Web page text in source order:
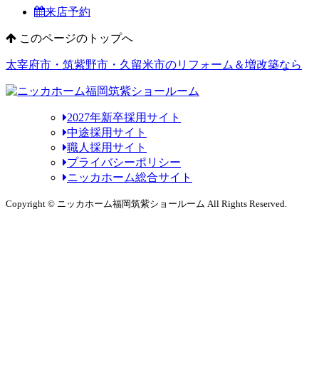
来店予約
このページのトップへ
太宰府市・筑紫野市・久留米市のリフォーム＆増改築なら
2027年新卒採用サイト
中途採用サイト
職人採用サイト
プライバシーポリシー
ニッカホーム総合サイト
Copyright © ニッカホーム福岡筑紫ショールーム All Rights Reserved.